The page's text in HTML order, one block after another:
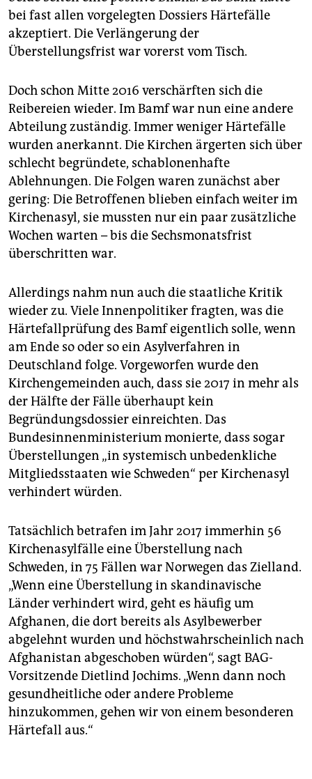
bei fast allen vorgelegten Dossiers Härtefälle
akzeptiert. Die Verlängerung der
Überstellungsfrist war vorerst vom Tisch.
Doch schon Mitte 2016 verschärften sich die
Reibereien wieder. Im Bamf war nun eine andere
Abteilung zuständig. Immer weniger Härtefälle
wurden anerkannt. Die Kirchen ärgerten sich über
schlecht begründete, schablonenhafte
Ablehnungen. Die Folgen waren zunächst aber
gering: Die Betroffenen blieben einfach weiter im
Kirchenasyl, sie mussten nur ein paar zusätzliche
Wochen warten – bis die Sechsmonatsfrist
überschritten war.
Allerdings nahm nun auch die staatliche Kritik
wieder zu. Viele Innenpolitiker fragten, was die
Härtefallprüfung des Bamf eigentlich solle, wenn
am Ende so oder so ein Asylverfahren in
Deutschland folge. Vorgeworfen wurde den
Kirchengemeinden auch, dass sie 2017 in mehr als
der Hälfte der Fälle überhaupt kein
Begründungsdossier einreichten. Das
Bundesinnenministerium monierte, dass sogar
Überstellungen „in systemisch unbedenkliche
Mitgliedsstaaten wie Schweden“ per Kirchenasyl
verhindert würden.
Tatsächlich betrafen im Jahr 2017 immerhin 56
Kirchenasylfälle eine Überstellung nach
Schweden, in 75 Fällen war Norwegen das Zielland.
„Wenn eine Überstellung in skandinavische
Länder verhindert wird, geht es häufig um
Afghanen, die dort bereits als Asylbewerber
abgelehnt wurden und höchstwahrscheinlich nach
Afghanistan abgeschoben würden“, sagt BAG-
Vorsitzende Dietlind Jochims. „Wenn dann noch
gesundheitliche oder andere Probleme
hinzukommen, gehen wir von einem besonderen
Härtefall aus.“